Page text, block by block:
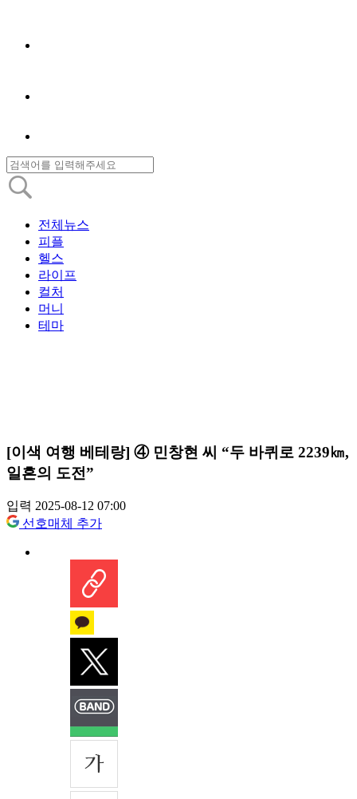
전체뉴스
피플
헬스
라이프
컬처
머니
테마
[이색 여행 베테랑] ④ 민창현 씨 “두 바퀴로 2239㎞,
일흔의 도전”
입력 2025-08-12 07:00
선호매체 추가